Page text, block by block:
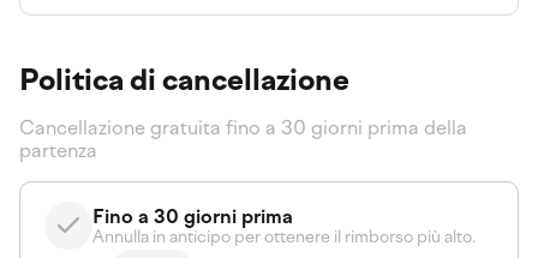
Politica di cancellazione
Cancellazione gratuita fino a 30 giorni prima della
partenza
Fino a 30 giorni prima
Annulla in anticipo per ottenere il rimborso più alto.